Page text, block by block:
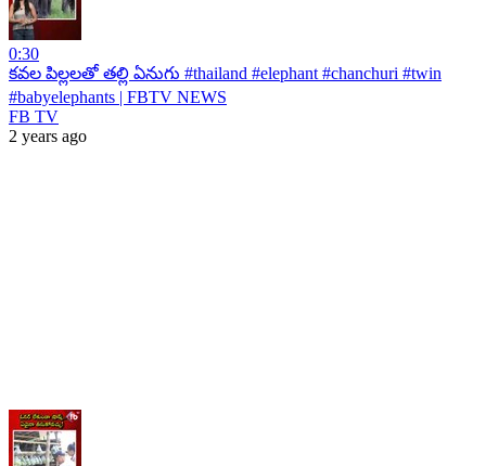
0:30
కవల పిల్లలతో తల్లి ఏనుగు #thailand #elephant #chanchuri #twin
#babyelephants | FBTV NEWS
FB TV
2 years ago